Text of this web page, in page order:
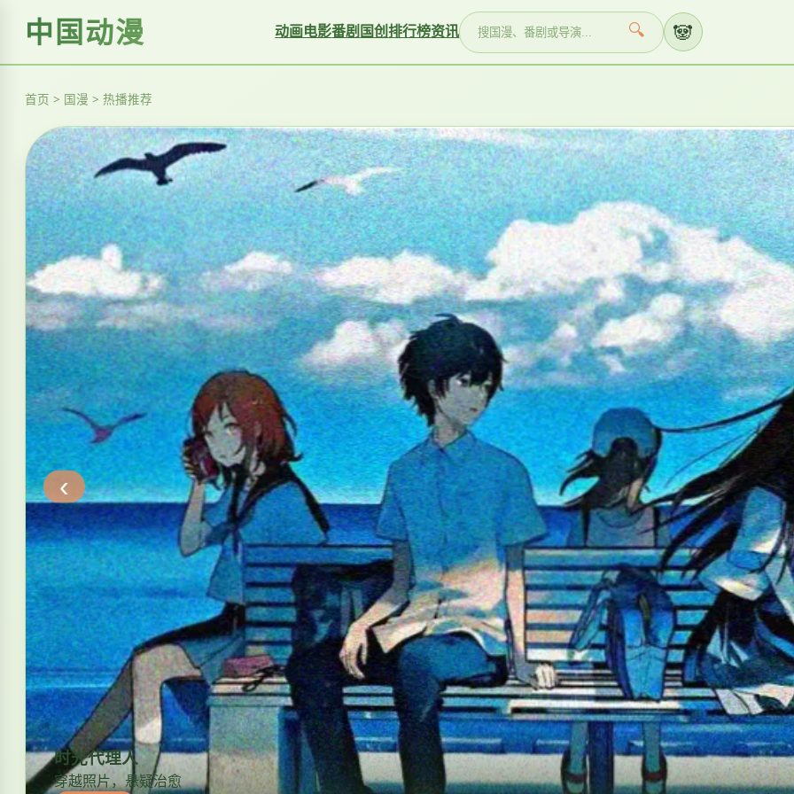
中国动漫 动画电影番剧国创排行榜资讯 🔍 🐼
首页 > 国漫 > 热播推荐
时光代理人
穿越照片，悬疑治愈
‹